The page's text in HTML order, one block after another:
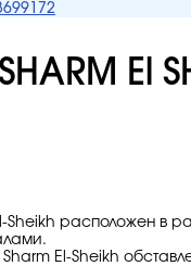
El
Sheikh расположен в
El-Sheikh